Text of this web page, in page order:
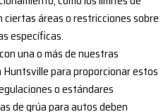
áreas o restricciones sobre
específicas.
una o más de nuestras
para proporcionar estos
o estándares
de grúa para autos deben